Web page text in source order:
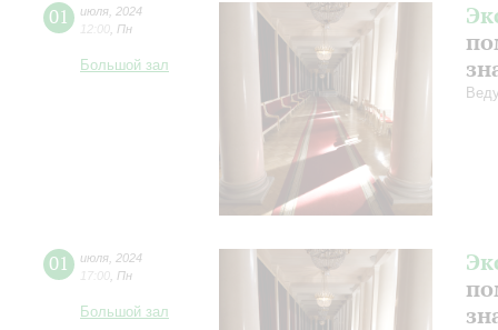
01 июля 2024
12:00 Пн
Большой зал
01 июля 2024
17:00 Пн
Большой зал